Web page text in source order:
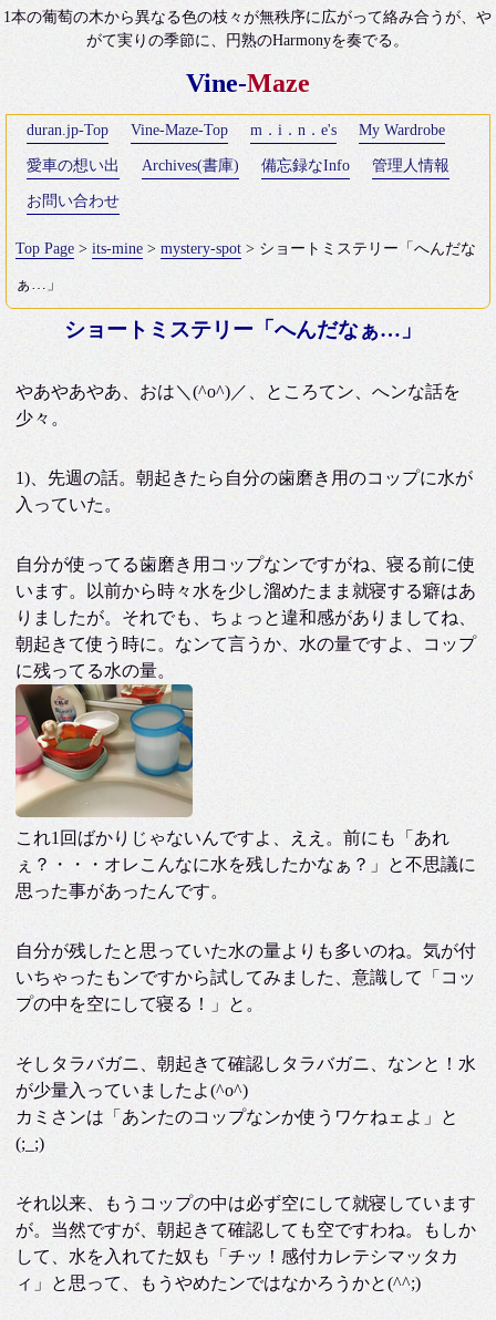
1本の葡萄の木から異なる色の枝々が無秩序に広がって絡み合うが、や
がて実りの季節に、円熟のHarmonyを奏でる。
Vine-Maze
duran.jp-Top Vine-Maze-Top m．i．n．e's My Wardrobe
愛車の想い出 Archives(書庫) 備忘録なInfo 管理人情報
お問い合わせ
Top Page >its-mine >mystery-spot > ショートミステリー「へんだな
ぁ…」
ショートミステリー「へんだなぁ…」
やあやあやあ、おは＼(^o^)／、ところてン、へンな話を
少々。
1)、先週の話。朝起きたら自分の歯磨き用のコップに水が
入っていた。
自分が使ってる歯磨き用コップなンですがね、寝る前に使
います。以前から時々水を少し溜めたまま就寝する癖はあ
りましたが。それでも、ちょっと違和感がありましてね、
朝起きて使う時に。なンて言うか、水の量ですよ、コップ
に残ってる水の量。
これ1回ばかりじゃないんですよ、ええ。前にも「あれ
ぇ？・・・オレこんなに水を残したかなぁ？」と不思議に
思った事があったんです。
自分が残したと思っていた水の量よりも多いのね。気が付
いちゃったもンですから試してみました、意識して「コッ
プの中を空にして寝る！」と。
そしタラバガニ、朝起きて確認しタラバガニ、なンと！水
が少量入っていましたよ(^o^)
カミさンは「あンたのコップなンか使うワケねェよ」と
(;_;)
それ以来、もうコップの中は必ず空にして就寝しています
が。当然ですが、朝起きて確認しても空ですわね。もしか
して、水を入れてた奴も「チッ！感付カレテシマッタカ
ィ」と思って、もうやめたンではなかろうかと(^^;)